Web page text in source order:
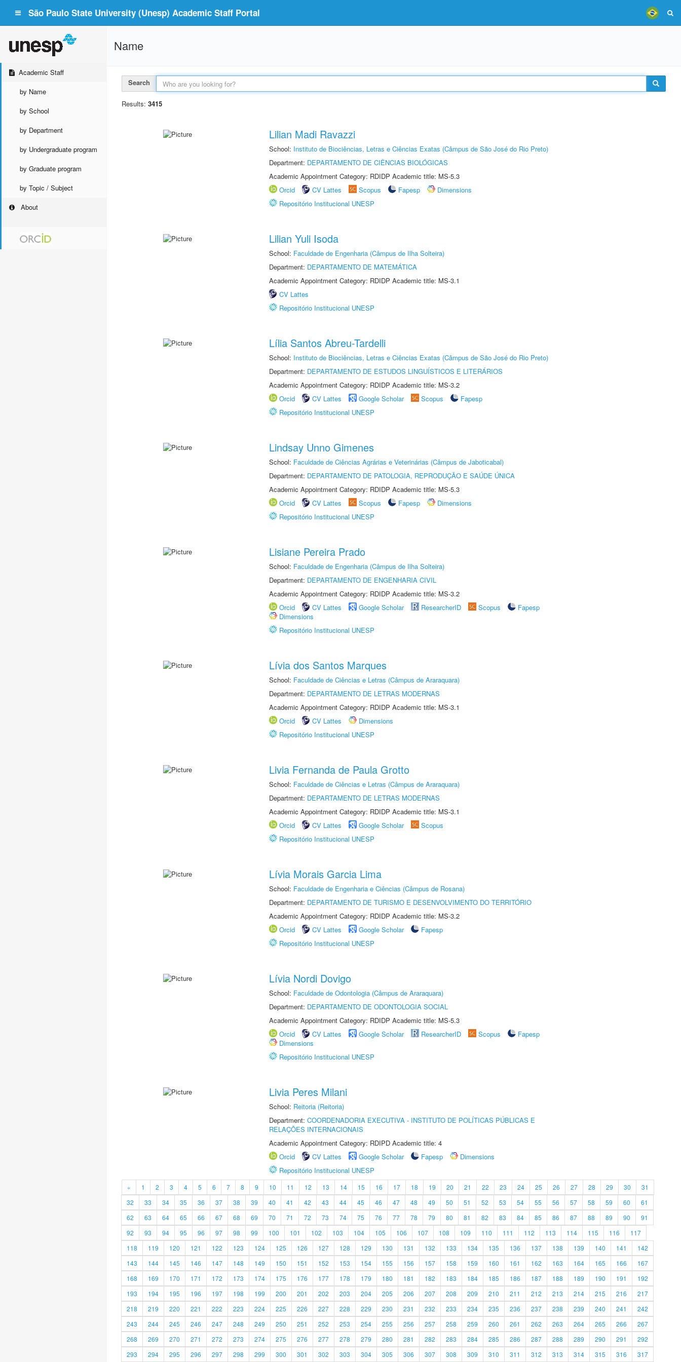
São Paulo State University (Unesp) Academic Staff Portal
Academic Staff
by Name
by School
by Department
by Undergraduate program
by Graduate program
by Topic / Subject
About
Name
Search
Results: 3415
Lilian Madi Ravazzi
School: Instituto de Biociências, Letras e Ciências Exatas (Câmpus de São José do Rio Preto)
Department: DEPARTAMENTO DE CIÊNCIAS BIOLÓGICAS
Academic Appointment Category: RDIDP Academic title: MS-5.3
Orcid
CV Lattes Scopus Fapesp
Dimensions
Repositório Institucional UNESP
Lilian Yuli Isoda
School: Faculdade de Engenharia (Câmpus de Ilha Solteira)
Department: DEPARTAMENTO DE MATEMÁTICA
Academic Appointment Category: RDIDP Academic title: MS-3.1
CV Lattes
Repositório Institucional UNESP
Lília Santos Abreu-Tardelli
School: Instituto de Biociências, Letras e Ciências Exatas (Câmpus de São José do Rio Preto)
Department: DEPARTAMENTO DE ESTUDOS LINGUÍSTICOS E LITERÁRIOS
Academic Appointment Category: RDIDP Academic title: MS-3.2
Orcid
CV Lattes Google Scholar Scopus
Fapesp
Repositório Institucional UNESP
Lindsay Unno Gimenes
School: Faculdade de Ciências Agrárias e Veterinárias (Câmpus de Jaboticabal)
Department: DEPARTAMENTO DE PATOLOGIA, REPRODUÇÃO E SAÚDE ÚNICA
Academic Appointment Category: RDIDP Academic title: MS-5.3
Orcid
CV Lattes Scopus Fapesp
Dimensions
Repositório Institucional UNESP
Lisiane Pereira Prado
School: Faculdade de Engenharia (Câmpus de Ilha Solteira)
Department: DEPARTAMENTO DE ENGENHARIA CIVIL
Academic Appointment Category: RDIDP Academic title: MS-3.2
Orcid
CV Lattes Google Scholar ResearcherID Scopus
Fapesp
Dimensions
Repositório Institucional UNESP
Lívia dos Santos Marques
School: Faculdade de Ciências e Letras (Câmpus de Araraquara)
Department: DEPARTAMENTO DE LETRAS MODERNAS
Academic Appointment Category: RDIDP Academic title: MS-3.1
Orcid
CV Lattes
Dimensions
Repositório Institucional UNESP
Livia Fernanda de Paula Grotto
School: Faculdade de Ciências e Letras (Câmpus de Araraquara)
Department: DEPARTAMENTO DE LETRAS MODERNAS
Academic Appointment Category: RDIDP Academic title: MS-3.1
Orcid
CV Lattes Google Scholar
Scopus
Repositório Institucional UNESP
Lívia Morais Garcia Lima
School: Faculdade de Engenharia e Ciências (Câmpus de Rosana)
Department: DEPARTAMENTO DE TURISMO E DESENVOLVIMENTO DO TERRITÓRIO
Academic Appointment Category: RDIDP Academic title: MS-3.2
Orcid
CV Lattes Google Scholar
Fapesp
Repositório Institucional UNESP
Lívia Nordi Dovigo
School: Faculdade de Odontologia (Câmpus de Araraquara)
Department: DEPARTAMENTO DE ODONTOLOGIA SOCIAL
Academic Appointment Category: RDIDP Academic title: MS-5.3
Orcid
CV Lattes Google Scholar ResearcherID Scopus
Fapesp
Dimensions
Repositório Institucional UNESP
Livia Peres Milani
School: Reitoria (Reitoria)
Department: COORDENADORIA EXECUTIVA - INSTITUTO DE POLÍTICAS PÚBLICAS E
RELAÇÕES INTERNACIONAIS
Academic Appointment Category: RDIPD Academic title: 4
Orcid
CV Lattes Google Scholar Fapesp
Dimensions
Repositório Institucional UNESP
« 1 2 3 4 5 6 7 8 9 10 11 12 13 14 15 16 17 18 19 20 21 22 23 24 25 26 27 28 29 30
31
32
33 34 35 36 37 38 39 40 41 42 43 44 45 46 47 48 49 50 51 52 53 54 55 56 57 58 59 60
61
62
63 64 65 66 67 68 69 70 71 72 73 74 75 76 77 78 79 80 81 82 83 84 85 86 87 88 89 90
91
92
93 94 95 96 97 98 99 100 101 102 103 104 105 106 107 108 109 110 111 112 113 114 115 116
117
118
119 120 121 122 123 124 125 126 127 128 129 130 131 132 133 134 135 136 137 138 139 140 141
142
143
144 145 146 147 148 149 150 151 152 153 154 155 156 157 158 159 160 161 162 163 164 165 166
167
168
169 170 171 172 173 174 175 176 177 178 179 180 181 182 183 184 185 186 187 188 189 190 191
192
193
194 195 196 197 198 199 200 201 202 203 204 205 206 207 208 209 210 211 212 213 214 215 216
217
218
219 220 221 222 223 224 225 226 227 228 229 230 231 232 233 234 235 236 237 238 239 240 241
242
243
244 245 246 247 248 249 250 251 252 253 254 255 256 257 258 259 260 261 262 263 264 265 266
267
268
269 270 271 272 273 274 275 276 277 278 279 280 281 282 283 284 285 286 287 288 289 290 291
292
293
294 295 296 297 298 299 300 301 302 303 304 305 306 307 308 309 310 311 312 313 314 315 316 317